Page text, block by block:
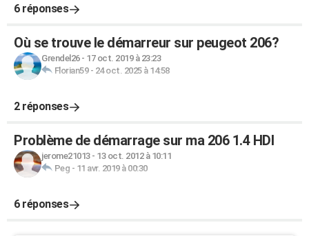
6 réponses
Où se trouve le démarreur sur peugeot 206?
Grendel26- 17 oct. 2019 à 23:23
Florian59- 24 oct. 2025 à 14:58
2 réponses
Problème de démarrage sur ma 206 1.4 HDI
jerome21013- 13 oct. 2012 à 10:11
Peg - 11 avr. 2019 à 00:30
6 réponses